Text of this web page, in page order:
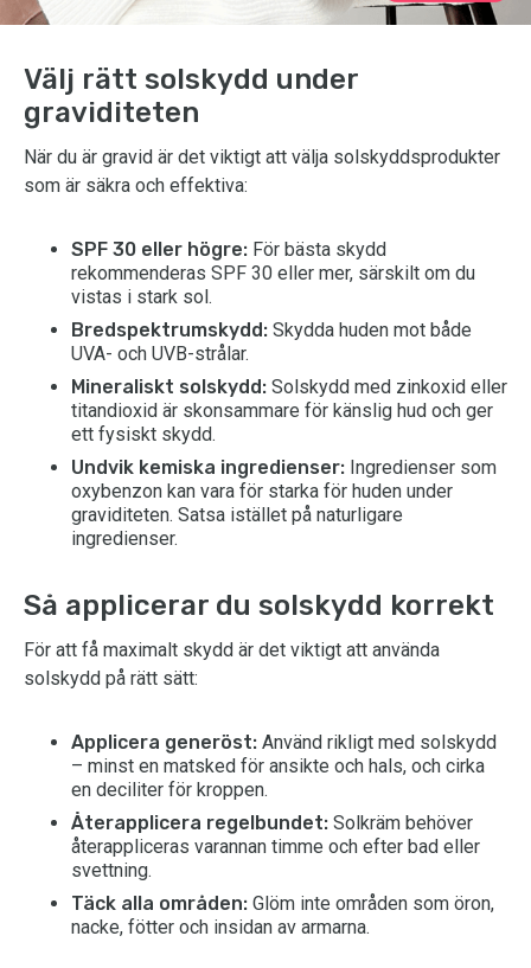
Välj rätt solskydd under
graviditeten
När du är gravid är det viktigt att välja solskyddsprodukter
som är säkra och effektiva:
SPF 30 eller högre: För bästa skydd
rekommenderas SPF 30 eller mer, särskilt om du
vistas i stark sol.
Bredspektrumskydd: Skydda huden mot både
UVA- och UVB-strålar.
Mineraliskt solskydd: Solskydd med zinkoxid eller
titandioxid är skonsammare för känslig hud och ger
ett fysiskt skydd.
Undvik kemiska ingredienser: Ingredienser som
oxybenzon kan vara för starka för huden under
graviditeten. Satsa istället på naturligare
ingredienser.
Så applicerar du solskydd korrekt
För att få maximalt skydd är det viktigt att använda
solskydd på rätt sätt:
Applicera generöst: Använd rikligt med solskydd
– minst en matsked för ansikte och hals, och cirka
en deciliter för kroppen.
Återapplicera regelbundet: Solkräm behöver
återappliceras varannan timme och efter bad eller
svettning.
Täck alla områden: Glöm inte områden som öron,
nacke, fötter och insidan av armarna.